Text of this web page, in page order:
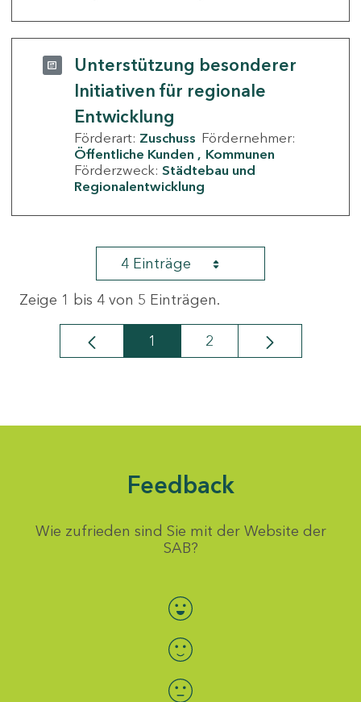
Unterstützung besonderer
Initiativen für regionale
Entwicklung
Förderart: Zuschuss Fördernehmer:
Öffentliche Kunden
Kommunen
Förderzweck: Städtebau und
Regionalentwicklung
4 Einträge
Zeige 1 bis 4 von 5 Einträgen.
Seite
1 Seite
2
Feedback
Wie zufrieden sind Sie mit der Website der
SAB?
Bewertung auswählen